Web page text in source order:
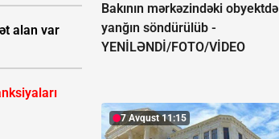
alan var
Bakının mərkəzindəki obyektdə
yanğın söndürülüb -
YENİLƏNDİ/FOTO/VİDEO
7 Avqust 11:15